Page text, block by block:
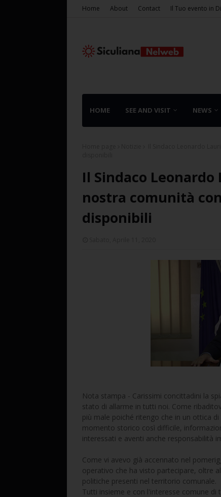
Home About Contact Il Tuo evento in
HOME SEE AND VISIT NEWS
Il Sindaco
nostra comunità
disponibili
Nota stampa - Carissimi concittadini la
stato di allarme in tutti noi. Come
più male poiché ritengo che in un ottica
momento storico così difficile,
interessati e aventi anche responsabilità
Come vi avevo già accennato nel
operativo che ha visto partecipare, oltre
politiche presenti nel territorio comunale.
Tutti insieme e con l'interesse comune